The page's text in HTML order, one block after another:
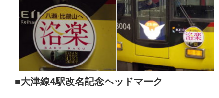
■大津線4駅改名記念ヘッドマーク